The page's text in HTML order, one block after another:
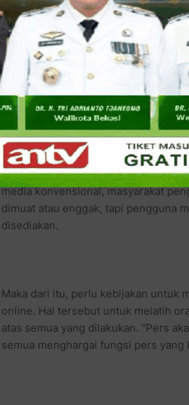
Center, Jumat.
Menurutnya, posisi media dalam hal
pada orang yang berkomentar.
siber, yang pertama kali
Bagir mengatakan, memang ada
media konvensional, masyarakat
dimuat atau enggak, tapi pengguna
disediakan.
Maka dari itu, perlu kebijakan untuk
online. Hal tersebut untuk melatih
atas semua yang dilakukan. "Pers
semua menghargai fungsi pers yang